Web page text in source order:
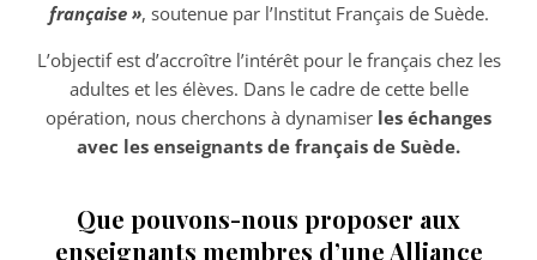
française », soutenue par l’Institut Français de Suède.
L’objectif est d’accroître l’intérêt pour le français chez les
adultes et les élèves. Dans le cadre de cette belle
opération, nous cherchons à dynamiser les échanges
avec les enseignants de français de Suède.
Que pouvons-nous proposer aux
enseignants membres d’une Alliance